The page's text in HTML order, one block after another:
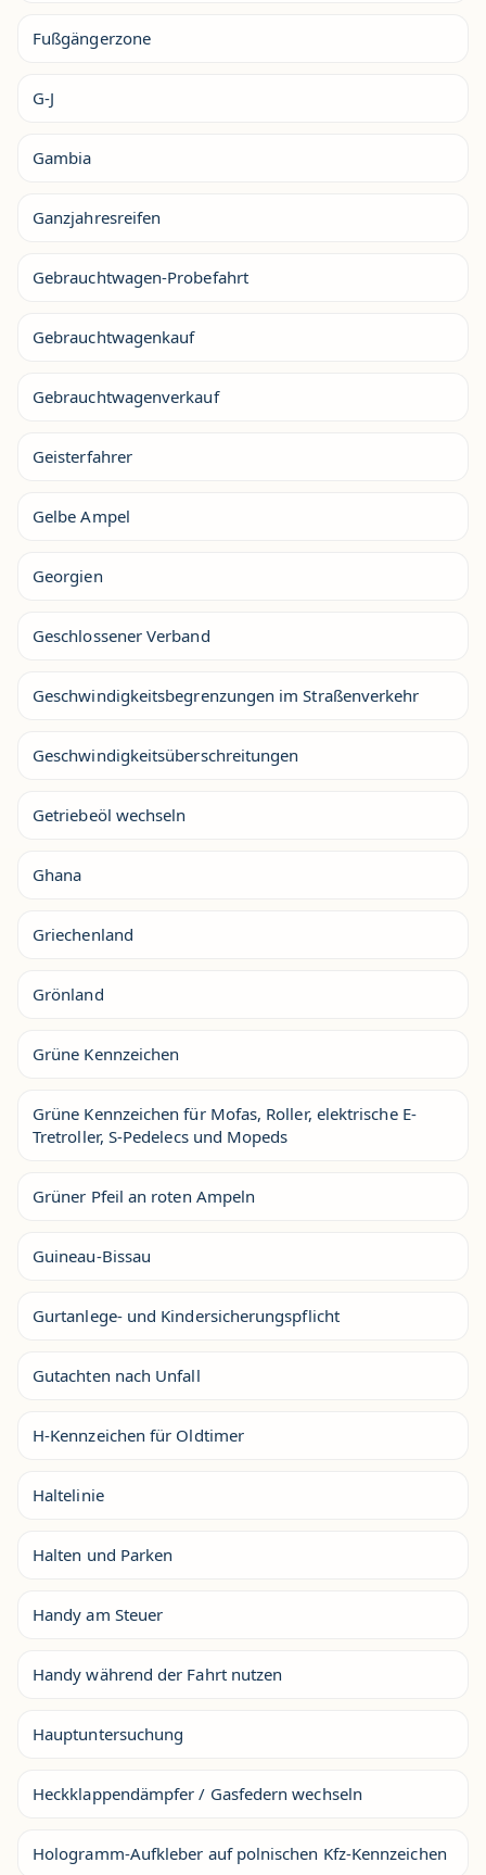
Fußgängerzone
G-J
Gambia
Ganzjahresreifen
Gebrauchtwagen-Probefahrt
Gebrauchtwagenkauf
Gebrauchtwagenverkauf
Geisterfahrer
Gelbe Ampel
Georgien
Geschlossener Verband
Geschwindigkeitsbegrenzungen im Straßenverkehr
Geschwindigkeitsüberschreitungen
Getriebeöl wechseln
Ghana
Griechenland
Grönland
Grüne Kennzeichen
Grüne Kennzeichen für Mofas, Roller, elektrische E-
Tretroller, S-Pedelecs und Mopeds
Grüner Pfeil an roten Ampeln
Guineau-Bissau
Gurtanlege- und Kindersicherungspflicht
Gutachten nach Unfall
H-Kennzeichen für Oldtimer
Haltelinie
Halten und Parken
Handy am Steuer
Handy während der Fahrt nutzen
Hauptuntersuchung
Heckklappendämpfer / Gasfedern wechseln
Hologramm-Aufkleber auf polnischen Kfz-Kennzeichen